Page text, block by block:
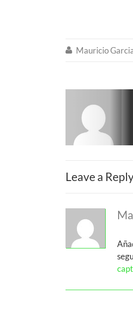
 Mauricio
Leave a